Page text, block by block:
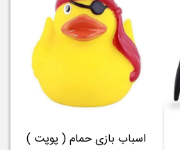
اسباب بازی حمام ( پوپت )